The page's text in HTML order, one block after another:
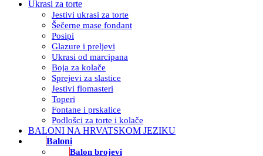
Ukrasi za torte
Jestivi ukrasi za torte
Šečerne mase fondant
Posipi
Glazure i preljevi
Ukrasi od marcipana
Boja za kolače
Sprejevi za slastice
Jestivi flomasteri
Toperi
Fontane i prskalice
Podlošci za torte i kolače
BALONI NA HRVATSKOM JEZIKU
Baloni
Balon brojevi